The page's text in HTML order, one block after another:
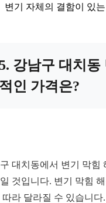
변기 자체의 결함이 있
강남구 대치동
인 가격은?
대치동에서 변기 막힘
것입니다. 변기 막힘
따라 달라질 수 있습니